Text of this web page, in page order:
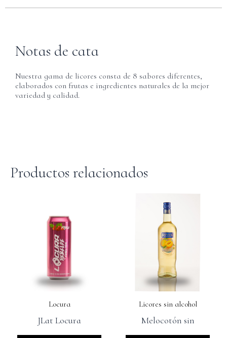
Notas de cata
Nuestra gama de licores consta de 8 sabores diferentes,
elaborados con frutas e ingredientes naturales de la mejor
variedad y calidad.
Productos relacionados
Locura
JLat Locura
Licores sin alcohol
Melocotón sin